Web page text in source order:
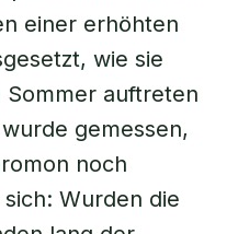
einer erhöhten
wie sie
auftreten
gemessen,
noch
Wurden die